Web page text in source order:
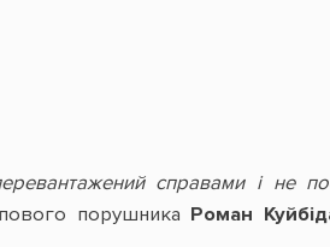
справами і не
порушника Роман